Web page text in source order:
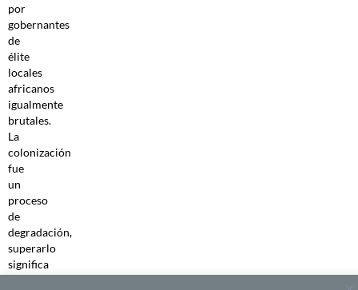
por
gobernantes
de
élite
locales
africanos
igualmente
brutales.
La
colonización
fue
un
proceso
de
degradación,
superarlo
significa